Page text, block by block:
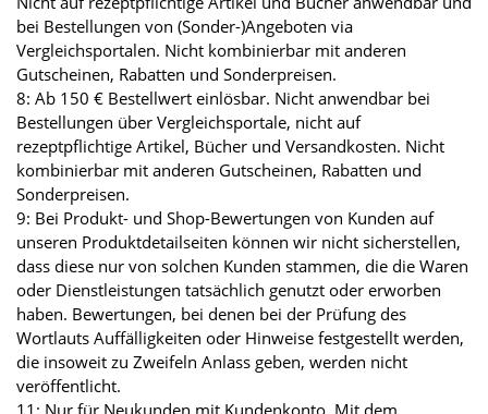
bei Bestellungen von (Sonder-)Angeboten via
Vergleichsportalen. Nicht kombinierbar mit anderen
Gutscheinen, Rabatten und Sonderpreisen.
8: Ab 150 € Bestellwert einlösbar. Nicht anwendbar bei
Bestellungen über Vergleichsportale, nicht auf
rezeptpflichtige Artikel, Bücher und Versandkosten. Nicht
kombinierbar mit anderen Gutscheinen, Rabatten und
Sonderpreisen.
9: Bei Produkt- und Shop-Bewertungen von Kunden auf
unseren Produktdetailseiten können wir nicht sicherstellen,
dass diese nur von solchen Kunden stammen, die die Waren
oder Dienstleistungen tatsächlich genutzt oder erworben
haben. Bewertungen, bei denen bei der Prüfung des
Wortlauts Auffälligkeiten oder Hinweise festgestellt werden,
die insoweit zu Zweifeln Anlass geben, werden nicht
veröffentlicht.